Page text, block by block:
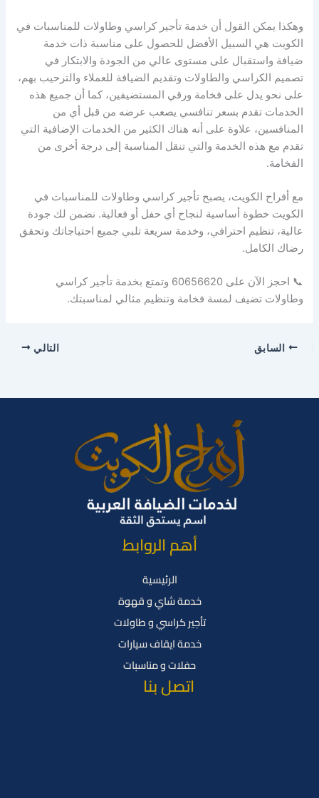
وهكذا يمكن القول أن خدمة تأجير كراسي وطاولات للمناسبات في
الكويت هي السبيل الأفضل للحصول على مناسبة ذات خدمة
ضيافة واستقبال على مستوى عالي من الجودة والابتكار في
تصميم الكراسي والطاولات وتقديم الضيافة للعملاء والترحيب بهم،
على نحو يدل على فخامة ورقي المستضيفين، كما أن جميع هذه
الخدمات تقدم بسعر تنافسي يصعب عرضه من قبل أي من
المنافسين، علاوة على أنه هناك الكثير من الخدمات الإضافية التي
تقدم مع هذه الخدمة والتي تنقل المناسبة إلى درجة أخرى من
الفخامة.
مع أفراح الكويت، يصبح تأجير كراسي وطاولات للمناسبات في
الكويت خطوة أساسية لنجاح أي حفل أو فعالية. نضمن لك جودة
عالية، تنظيم احترافي، وخدمة سريعة تلبي جميع احتياجاتك وتحقق
رضاك الكامل.
📞 احجز الآن على 60656620 وتمتع بخدمة تأجير كراسي
وطاولات تضيف لمسة فخامة وتنظيم مثالي لمناسبتك.
السابق التالي
أهم الروابط
الرئيسية
خدمة شاي و قهوة
تأجير كراسي و طاولات
خدمة ايقاف سيارات
حفلات و مناسبات
اتصل بنا